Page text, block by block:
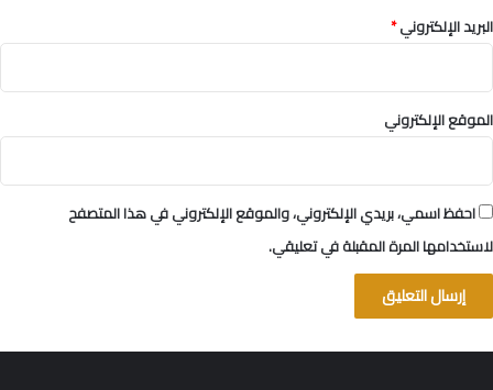
البريد الإلكتروني*
الموقع الإلكتروني
احفظ اسمي، بريدي الإلكتروني، والموقع الإلكتروني في هذا المتصفح
لاستخدامها المرة المقبلة في تعليقي.